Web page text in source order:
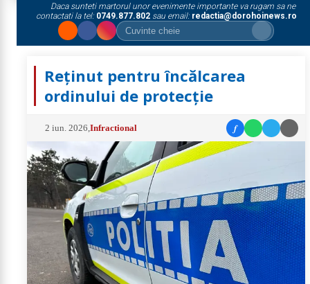
Daca sunteti martorul unor evenimente importante va rugam sa ne
contactati la tel: 0749.877.802sau email: redactia@dorohoinews.ro
Reținut pentru încălcarea
ordinului de protecție
2 iun. 2026 ,Infractional f